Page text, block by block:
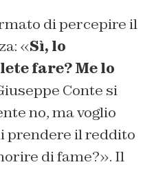
di percepire il
«Sì, lo
fare? Me lo
Conte si
no, ma voglio
prendere il reddito
di fame?». Il